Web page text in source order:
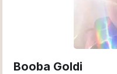
Booba Goldi